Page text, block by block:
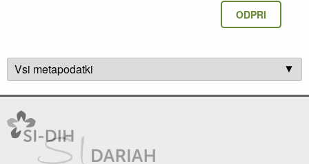
ODPRI
Vsi metapodatki